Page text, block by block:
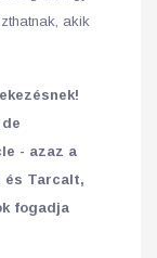
akik
- azaz a
és Tarcalt,
fogadja